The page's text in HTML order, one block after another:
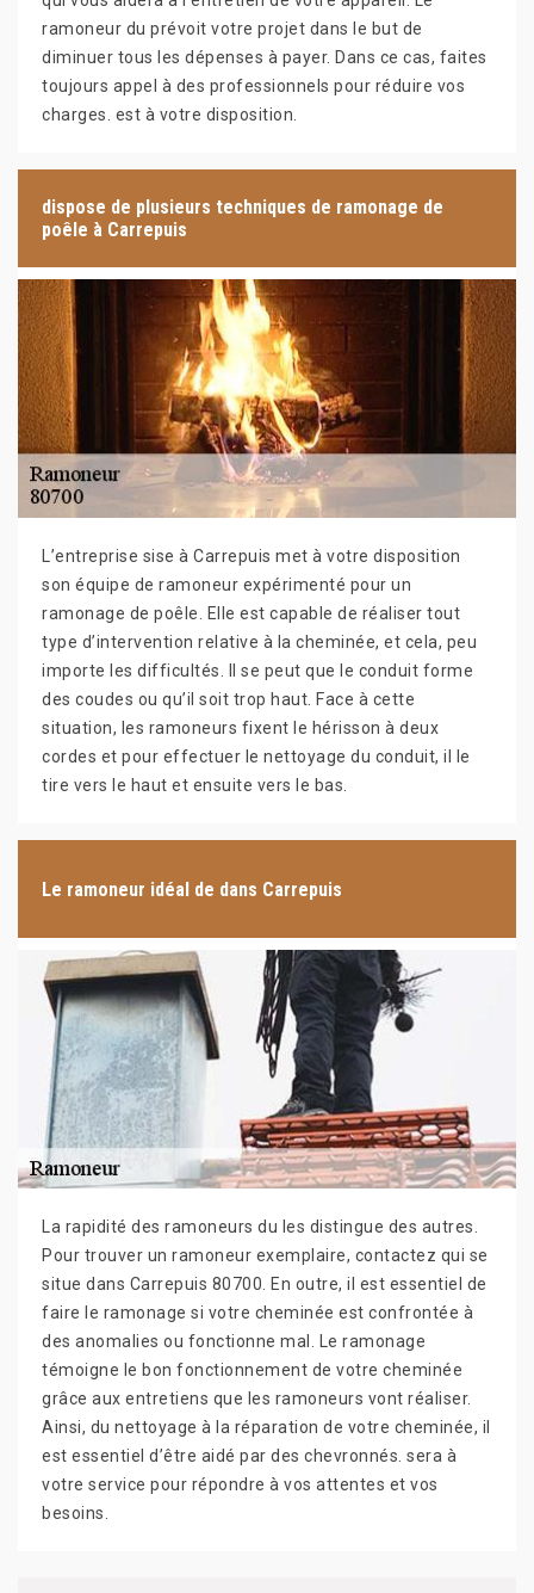
ramoneur du prévoit votre projet dans le but de
diminuer tous les dépenses à payer. Dans ce cas, faites
toujours appel à des professionnels pour réduire vos
charges. est à votre disposition.
dispose de plusieurs techniques de ramonage de
poêle à Carrepuis
L’entreprise sise à Carrepuis met à votre disposition
son équipe de ramoneur expérimenté pour un
ramonage de poêle. Elle est capable de réaliser tout
type d’intervention relative à la cheminée, et cela, peu
importe les difficultés. Il se peut que le conduit forme
des coudes ou qu’il soit trop haut. Face à cette
situation, les ramoneurs fixent le hérisson à deux
cordes et pour effectuer le nettoyage du conduit, il le
tire vers le haut et ensuite vers le bas.
Le ramoneur idéal de dans Carrepuis
La rapidité des ramoneurs du les distingue des autres.
Pour trouver un ramoneur exemplaire, contactez qui se
situe dans Carrepuis 80700. En outre, il est essentiel de
faire le ramonage si votre cheminée est confrontée à
des anomalies ou fonctionne mal. Le ramonage
témoigne le bon fonctionnement de votre cheminée
grâce aux entretiens que les ramoneurs vont réaliser.
Ainsi, du nettoyage à la réparation de votre cheminée, il
est essentiel d’être aidé par des chevronnés. sera à
votre service pour répondre à vos attentes et vos
besoins.